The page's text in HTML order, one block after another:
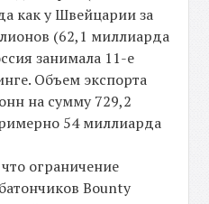
как у Швейцарии за
(62,1 миллиарда
занимала 11-е
Объем экспорта
на сумму 729,2
54 миллиарда
ограничение
Bounty